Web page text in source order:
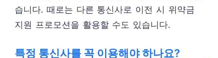
습니다. 때로는 다른 통신사로 이전 시 위약금
지원 프로모션을 활용할 수도 있습니다.
특정 통신사를 꼭 이용해야 하나요?